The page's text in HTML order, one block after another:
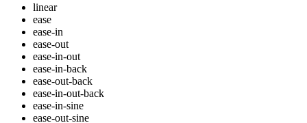
linear
ease
ease-in
ease-out
ease-in-out
ease-in-back
ease-out-back
ease-in-out-back
ease-in-sine
ease-out-sine